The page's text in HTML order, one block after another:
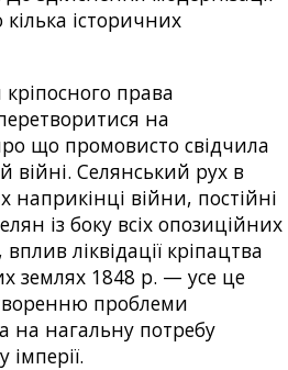
історичних
права
на
що промовисто свідчила
війні. Селянський рух в
наприкінці війни, постійні
із боку всіх опозиційних
ліквідації кріпацтва
землях 1848 р. — усе це
проблеми
на нагальну потребу